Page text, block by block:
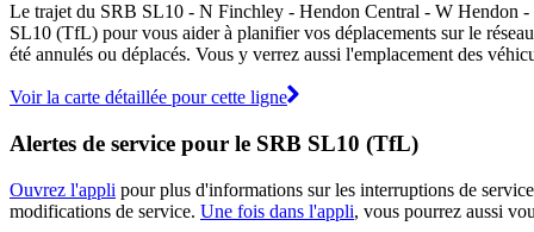
Le trajet du SRB SL10 - N Finchley - Hendon Central - W Hendon -
SL10 (TfL) pour vous aider à planifier vos déplacements sur le
été annulés ou déplacés. Vous y verrez aussi l'emplacement des
Voir la carte détaillée pour cette ligne
Alertes de service pour le SRB SL10 (TfL)
Ouvrez l'appli pour plus d'informations sur les interruptions de
modifications de service. Une fois dans l'appli, vous pourrez aussi